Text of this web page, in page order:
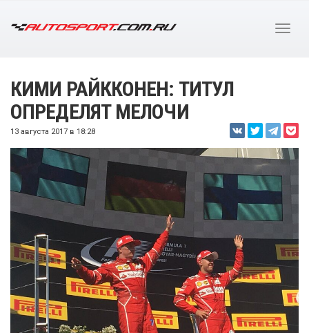
КИМИ РАЙККОНЕН: ТИТУЛ
ОПРЕДЕЛЯТ МЕЛОЧИ
13 августа 2017 в 18:28